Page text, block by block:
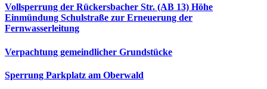
Vollsperrung der Rückersbacher Str. (AB 13) Höhe
Einmündung Schulstraße zur Erneuerung der
Fernwasserleitung
Verpachtung gemeindlicher Grundstücke
Sperrung Parkplatz am Oberwald